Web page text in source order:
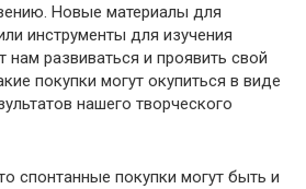
Новые материалы для
инструменты для изучения
нам развиваться и проявить свой
покупки могут окупиться в виде
нашего творческого
спонтанные покупки могут быть и